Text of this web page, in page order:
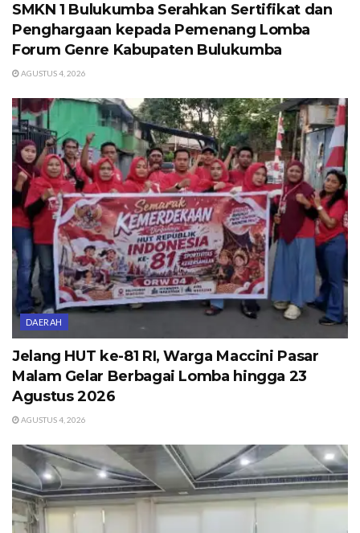
SMKN 1 Bulukumba Serahkan Sertifikat dan
Penghargaan kepada Pemenang Lomba
Forum Genre Kabupaten Bulukumba
AGUSTUS 4, 2026
DAERAH
Jelang HUT ke-81 RI, Warga Maccini Pasar
Malam Gelar Berbagai Lomba hingga 23
Agustus 2026
AGUSTUS 4, 2026